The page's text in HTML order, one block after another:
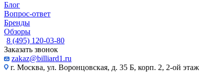
Блог
Вопрос-ответ
Бренды
Обзоры
8 (495) 120-03-80
Заказать звонок
zakaz@billiard1.ru
г. Москва, ул. Воронцовская, д. 35 Б, корп. 2, 2-ой этаж